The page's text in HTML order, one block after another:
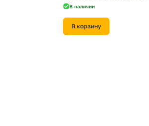
прочность.
В наличии
В корзину